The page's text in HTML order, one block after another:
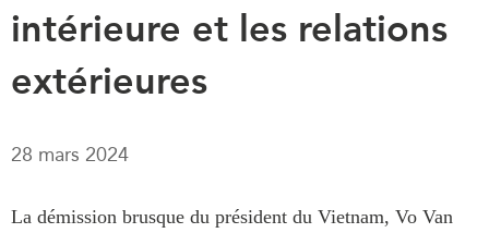
Joignez-vous à nous
Rapports Annuels
RECHERCHE
Asie du Sud-Est
Balados
PUBLICATIONS
intérieure et les relations
extérieures
28 mars 2024
La démission brusque du président du Vietnam, Vo Van